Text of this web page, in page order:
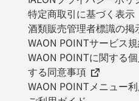
特定商取引に基づく表示
酒類販売管理者標識の掲
WAON POINTサービス
WAON POINTに関する
する同意事項
WAON POINTメニュー